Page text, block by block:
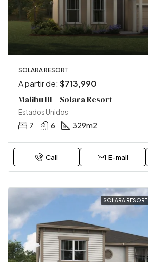
SOLARA RESORT
A partir de: $713,990
Malibu III – Solara Resort
Estados Unidos
7 6 329m2
Call E-mail
SOLARA RESORT